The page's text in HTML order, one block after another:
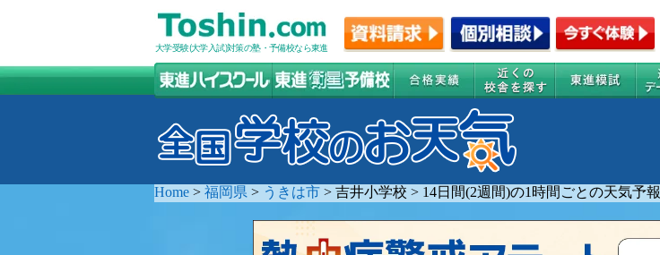
大学受験(大学入試)対策の塾・予備校なら東進
Home > 福岡県 > うきは市 > 吉井小学校 > 14日間(2週間)の1時間ごとの天気予報